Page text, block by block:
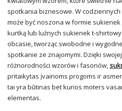
spotkania biznesowe. W
może być noszona w formie
kurtką lub luźnych sukienek t-
obcasie, tworząc swobodne i
spotkanie ze znajomymi. Dzięki
różnorodności wzorów i fasonów,
pritaikytas įvairioms progoms ir
tai yra būtinas bet kurios moters
elementas.